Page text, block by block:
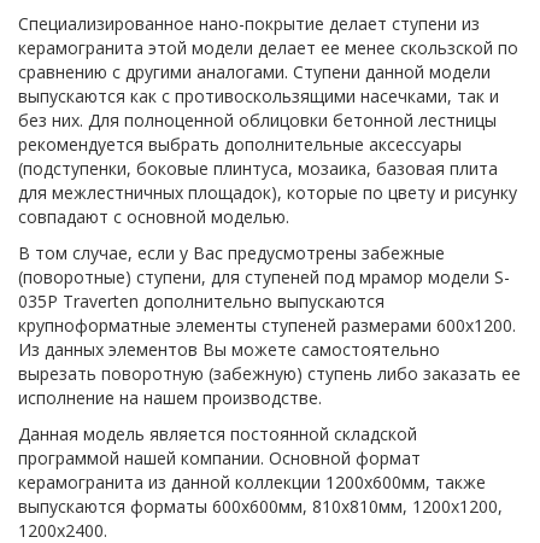
Специализированное нано-покрытие делает ступени из
керамогранита этой модели делает ее менее скользской по
сравнению с другими аналогами. Ступени данной модели
выпускаются как с противоскользящими насечками, так и
без них. Для полноценной облицовки бетонной лестницы
рекомендуется выбрать дополнительные аксессуары
(подступенки, боковые плинтуса, мозаика, базовая плита
для межлестничных площадок), которые по цвету и рисунку
совпадают с основной моделью.
В том случае, если у Вас предусмотрены забежные
(поворотные) ступени, для ступеней под мрамор модели S-
035P Traverten дополнительно выпускаются
крупноформатные элементы ступеней размерами 600х1200.
Из данных элементов Вы можете самостоятельно
вырезать поворотную (забежную) ступень либо заказать ее
исполнение на нашем производстве.
Данная модель является постоянной складской
программой нашей компании. Основной формат
керамогранита из данной коллекции 1200х600мм, также
выпускаются форматы 600х600мм, 810х810мм, 1200х1200,
1200х2400.